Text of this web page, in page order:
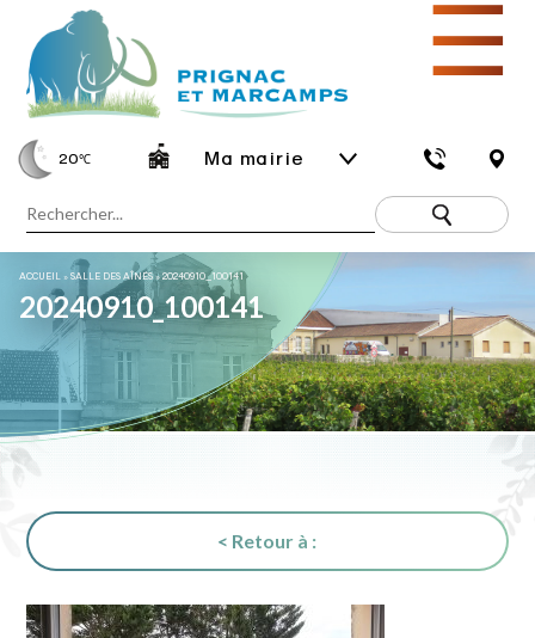
20℃ Ma mairie
☰
ACCUEIL »SALLE DES AÎNÉS»20240910_100141
20240910_100141
< Retour à :